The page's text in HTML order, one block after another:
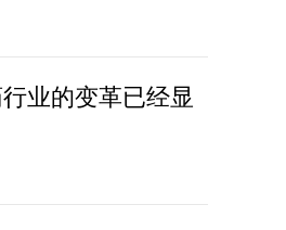
业的变革已经显